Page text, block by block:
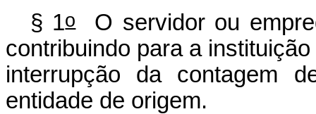
§ 1oO servidor ou
contribuindo para a
interrupção da contagem
entidade de origem.